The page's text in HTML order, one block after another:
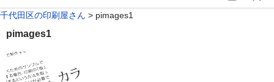
フルカラー冊子印刷
チラシ
千代田区の印刷屋さん > pimages1
pimages1